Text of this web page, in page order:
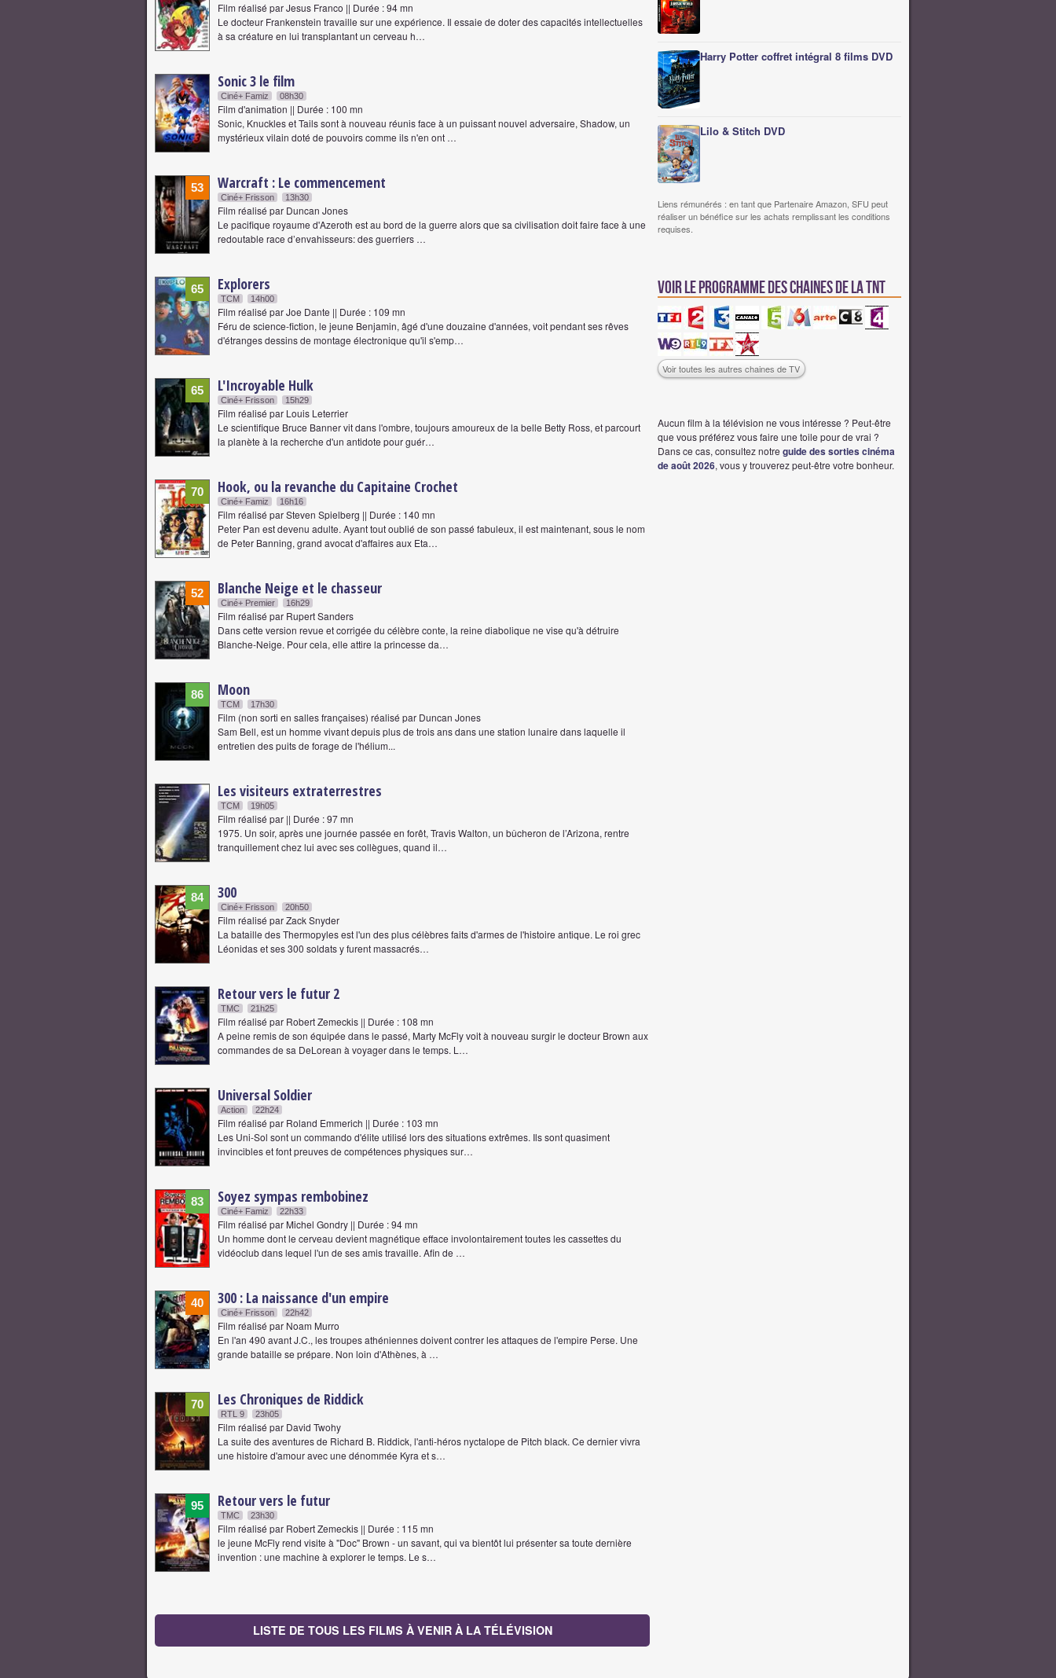
Film réalisé par Jesus Franco || Durée : 94 mn
Le docteur Frankenstein travaille sur une expérience. Il essaie de doter des capacités intellectuelles
à sa créature en lui transplantant un cerveau h…
Sonic 3 le film
Ciné+ Famiz 08h30
Film d'animation || Durée : 100 mn
Sonic, Knuckles et Tails sont à nouveau réunis face à un puissant nouvel adversaire, Shadow, un
mystérieux vilain doté de pouvoirs comme ils n'en ont …
53 Warcraft : Le commencement
Ciné+ Frisson 13h30
Film réalisé par Duncan Jones
Le pacifique royaume d'Azeroth est au bord de la guerre alors que sa civilisation doit faire face à une
redoutable race d’envahisseurs: des guerriers …
65 Explorers
TCM 14h00
Film réalisé par Joe Dante || Durée : 109 mn
Féru de science-fiction, le jeune Benjamin, âgé d'une douzaine d'années, voit pendant ses rêves
d'étranges dessins de montage électronique qu'il s'emp…
65 L'Incroyable Hulk
Ciné+ Frisson 15h29
Film réalisé par Louis Leterrier
Le scientifique Bruce Banner vit dans l'ombre, toujours amoureux de la belle Betty Ross, et parcourt
la planète à la recherche d'un antidote pour guér…
70 Hook, ou la revanche du Capitaine Crochet
Ciné+ Famiz 16h16
Film réalisé par Steven Spielberg || Durée : 140 mn
Peter Pan est devenu adulte. Ayant tout oublié de son passé fabuleux, il est maintenant, sous le nom
de Peter Banning, grand avocat d'affaires aux Eta…
52 Blanche Neige et le chasseur
Ciné+ Premier 16h29
Film réalisé par Rupert Sanders
Dans cette version revue et corrigée du célèbre conte, la reine diabolique ne vise qu'à détruire
Blanche-Neige. Pour cela, elle attire la princesse da…
86 Moon
TCM 17h30
Film (non sorti en salles françaises) réalisé par Duncan Jones
Sam Bell, est un homme vivant depuis plus de trois ans dans une station lunaire dans laquelle il
entretien des puits de forage de l'hélium...
Les visiteurs extraterrestres
TCM 19h05
Film réalisé par || Durée : 97 mn
1975. Un soir, après une journée passée en forêt, Travis Walton, un bûcheron de l’Arizona, rentre
tranquillement chez lui avec ses collègues, quand il…
84 300
Ciné+ Frisson 20h50
Film réalisé par Zack Snyder
La bataille des Thermopyles est l'un des plus célèbres faits d'armes de l'histoire antique. Le roi grec
Léonidas et ses 300 soldats y furent massacrés…
Retour vers le futur 2
TMC 21h25
Film réalisé par Robert Zemeckis || Durée : 108 mn
A peine remis de son équipée dans le passé, Marty McFly voit à nouveau surgir le docteur Brown aux
commandes de sa DeLorean à voyager dans le temps. L…
Universal Soldier
Action 22h24
Film réalisé par Roland Emmerich || Durée : 103 mn
Les Uni-Sol sont un commando d'élite utilisé lors des situations extrêmes. Ils sont quasiment
invincibles et font preuves de compétences physiques sur…
83 Soyez sympas rembobinez
Ciné+ Famiz 22h33
Film réalisé par Michel Gondry || Durée : 94 mn
Un homme dont le cerveau devient magnétique efface involontairement toutes les cassettes du
vidéoclub dans lequel l'un de ses amis travaille. Afin de …
40 300 : La naissance d'un empire
Ciné+ Frisson 22h42
Film réalisé par Noam Murro
En l'an 490 avant J.C., les troupes athéniennes doivent contrer les attaques de l'empire Perse. Une
grande bataille se prépare. Non loin d'Athènes, à …
70 Les Chroniques de Riddick
RTL 9 23h05
Film réalisé par David Twohy
La suite des aventures de Richard B. Riddick, l'anti-héros nyctalope de Pitch black. Ce dernier vivra
une histoire d'amour avec une dénommée Kyra et s…
95 Retour vers le futur
TMC 23h30
Film réalisé par Robert Zemeckis || Durée : 115 mn
le jeune McFly rend visite à "Doc" Brown - un savant, qui va bientôt lui présenter sa toute dernière
invention : une machine à explorer le temps. Le s…
LISTE DE TOUS LES FILMS À VENIR À LA TÉLÉVISION
Harry Potter coffret intégral 8 films DVD
Lilo & Stitch DVD
Liens rémunérés : en tant que Partenaire Amazon, SFU peut
réaliser un bénéfice sur les achats remplissant les conditions
requises.
Voir le programme des chaines de la TNT
Voir toutes les autres chaines de TV
Aucun film à la télévision ne vous intéresse ? Peut-être
que vous préférez vous faire une toile pour de vrai ?
Dans ce cas, consultez notre guide des sorties cinéma
de août 2026, vous y trouverez peut-être votre bonheur.